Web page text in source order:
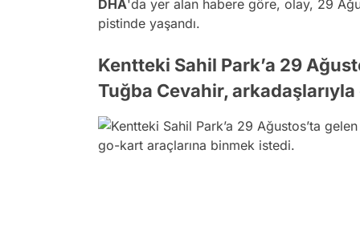
DHA'da yer alan habere göre, olay, 29
pistinde yaşandı.
Kentteki Sahil Park’a 29
Tuğba Cevahir,